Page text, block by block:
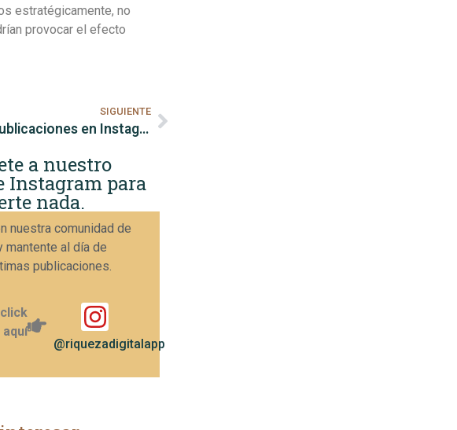
estratégicamente, no
provocar el efecto
SIGUIENTE
Herramientas para programar publicaciones en Instagram
a nuestro
Instagram para
nada.
nuestra comunidad de
mantente al día de
publicaciones.
aquí
@riquezadigitalapp